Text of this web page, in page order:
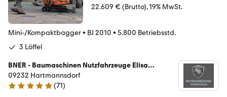
22.609 € (Brutto) 19% MwSt.
Mini-/Kompaktbagger• BJ 2010 • 5.800 Betriebsstd.
3 Löffel
BNER - Baumaschinen Nutzfahrzeuge Elisa
Ramermann
09232 Hartmannsdorf
5 Sterne
(71)